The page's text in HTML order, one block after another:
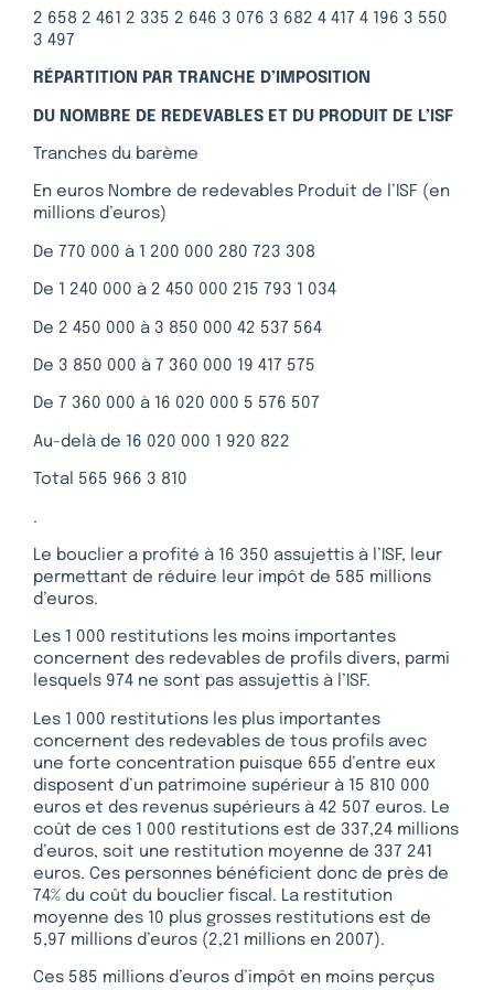
2 658 2 461 2 335 2 646 3 076 3 682 4 417 4 196 3 550
3 497
RÉPARTITION PAR TRANCHE D’IMPOSITION
DU NOMBRE DE REDEVABLES ET DU PRODUIT DE L’ISF
Tranches du barème
En euros Nombre de redevables Produit de l’ISF (en
millions d’euros)
De 770 000 à 1 200 000 280 723 308
De 1 240 000 à 2 450 000 215 793 1 034
De 2 450 000 à 3 850 000 42 537 564
De 3 850 000 à 7 360 000 19 417 575
De 7 360 000 à 16 020 000 5 576 507
Au-delà de 16 020 000 1 920 822
Total 565 966 3 810
.
Le bouclier a profité à 16 350 assujettis à l’ISF, leur
permettant de réduire leur impôt de 585 millions
d’euros.
Les 1 000 restitutions les moins importantes
concernent des redevables de profils divers, parmi
lesquels 974 ne sont pas assujettis à l’ISF.
Les 1 000 restitutions les plus importantes
concernent des redevables de tous profils avec
une forte concentration puisque 655 d’entre eux
disposent d’un patrimoine supérieur à 15 810 000
euros et des revenus supérieurs à 42 507 euros. Le
coût de ces 1 000 restitutions est de 337,24 millions
d’euros, soit une restitution moyenne de 337 241
euros. Ces personnes bénéficient donc de près de
74% du coût du bouclier fiscal. La restitution
moyenne des 10 plus grosses restitutions est de
5,97 millions d’euros (2,21 millions en 2007).
Ces 585 millions d’euros d’impôt en moins perçus